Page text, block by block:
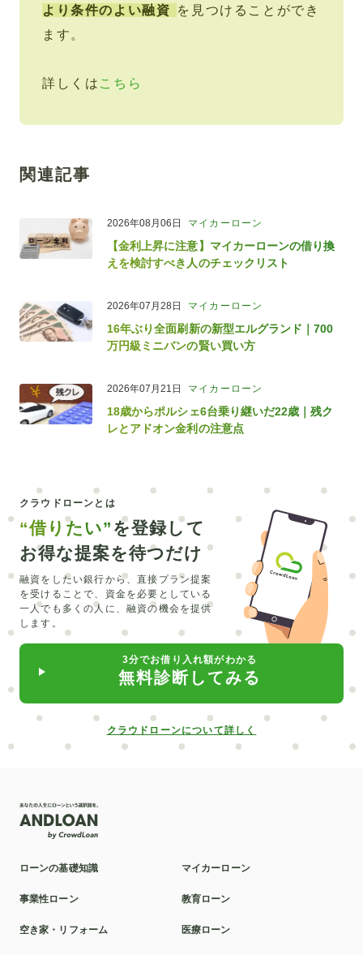
より条件のよい融資
を見つけることができ
ます。
詳しくは こちら
関連記事
2026年08月06日 マイカーローン
【金利上昇に注意】マイカーローンの借り換
えを検討すべき人のチェックリスト
2026年07月28日 マイカーローン
16年ぶり全面刷新の新型エルグランド｜700
万円級ミニバンの賢い買い方
2026年07月21日 マイカーローン
18歳からポルシェ6台乗り継いだ22歳｜残ク
レとアドオン金利の注意点
クラウドローンとは
“借りたい” を登録して
お得な提案を待つだけ
融資をしたい銀行から、直接プラン提案
を受けることで、 資金を必要としている
一人でも多くの人に、融資の機会を提供
します。
3分でお借り入れ額がわかる
無料診断してみる
クラウドローンについて詳しく
ローンの基礎知識 マイカーローン
事業性ローン 教育ローン
空き家・リフォーム 医療ローン